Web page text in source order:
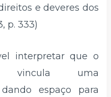
e deveres dos
p. 333)
interpretar que o
vincula uma
espaço para